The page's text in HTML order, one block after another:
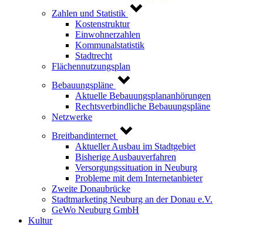
Zahlen und Statistik
Kostenstruktur
Einwohnerzahlen
Kommunalstatistik
Stadtrecht
Flächennutzungsplan
Bebauungspläne
Aktuelle Bebauungsplananhörungen
Rechtsverbindliche Bebauungspläne
Netzwerke
Breitbandinternet
Aktueller Ausbau im Stadtgebiet
Bisherige Ausbauverfahren
Versorgungssituation in Neuburg
Probleme mit dem Internetanbieter
Zweite Donaubrücke
Stadtmarketing Neuburg an der Donau e.V.
GeWo Neuburg GmbH
Kultur